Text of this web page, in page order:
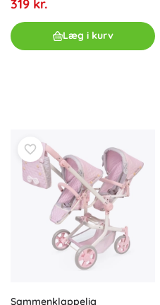
319 kr.
Læg i kurv
Sammenklappelig